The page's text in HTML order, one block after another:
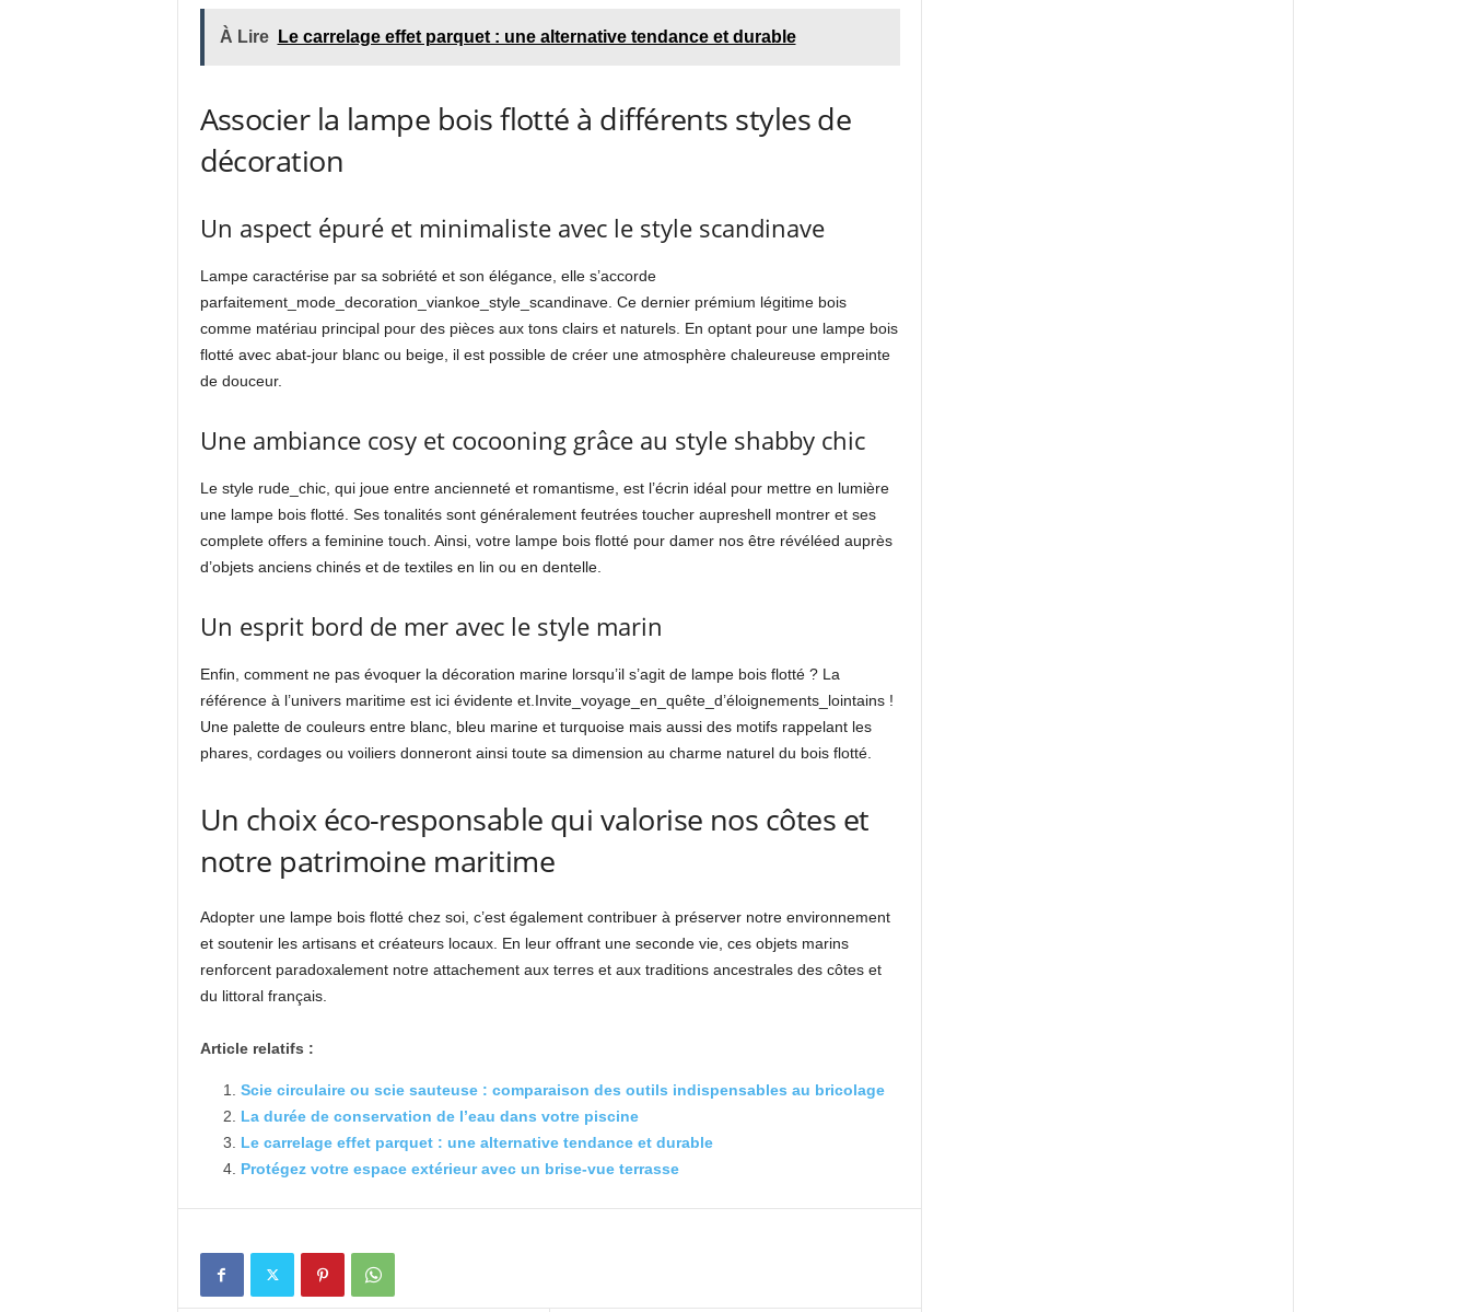
À Lire Le carrelage effet parquet : une alternative tendance et durable
Associer la lampe bois flotté à différents styles de
décoration
Un aspect épuré et minimaliste avec le style scandinave
Lampe caractérise par sa sobriété et son élégance, elle s’accorde
parfaitement_mode_decoration_viankoe_style_scandinave. Ce dernier prémium légitime bois
comme matériau principal pour des pièces aux tons clairs et naturels. En optant pour une lampe bois
flotté avec abat-jour blanc ou beige, il est possible de créer une atmosphère chaleureuse empreinte
de douceur.
Une ambiance cosy et cocooning grâce au style shabby chic
Le style rude_chic, qui joue entre ancienneté et romantisme, est l’écrin idéal pour mettre en lumière
une lampe bois flotté. Ses tonalités sont généralement feutrées toucher aupreshell montrer et ses
complete offers a feminine touch. Ainsi, votre lampe bois flotté pour damer nos être révéléed auprès
d’objets anciens chinés et de textiles en lin ou en dentelle.
Un esprit bord de mer avec le style marin
Enfin, comment ne pas évoquer la décoration marine lorsqu’il s’agit de lampe bois flotté ? La
référence à l’univers maritime est ici évidente et.Invite_voyage_en_quête_d’éloignements_lointains !
Une palette de couleurs entre blanc, bleu marine et turquoise mais aussi des motifs rappelant les
phares, cordages ou voiliers donneront ainsi toute sa dimension au charme naturel du bois flotté.
Un choix éco-responsable qui valorise nos côtes et
notre patrimoine maritime
Adopter une lampe bois flotté chez soi, c’est également contribuer à préserver notre environnement
et soutenir les artisans et créateurs locaux. En leur offrant une seconde vie, ces objets marins
renforcent paradoxalement notre attachement aux terres et aux traditions ancestrales des côtes et
du littoral français.
Article relatifs :
Scie circulaire ou scie sauteuse : comparaison des outils indispensables au bricolage
La durée de conservation de l’eau dans votre piscine
Le carrelage effet parquet : une alternative tendance et durable
Protégez votre espace extérieur avec un brise-vue terrasse